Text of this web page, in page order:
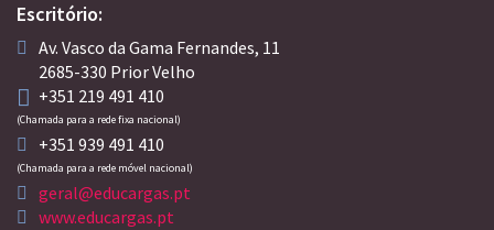
Escritório:
Av. Vasco da Gama Fernandes, 11
2685-330 Prior Velho
+351 219 491 410
(Chamada para a rede fixa nacional)
+351 939 491 410
(Chamada para a rede móvel nacional)
geral@educargas.pt
www.educargas.pt